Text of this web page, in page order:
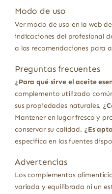
Modo de uso
Ver modo de uso en la web
indicaciones del profesional
a las recomendaciones para
Preguntas frecuentes
¿Para qué sirve el aceite
complemento utilizado
sus propiedades naturales.
Mantener en lugar fresco y
conservar su calidad. ¿Es
especifica en las fuentes
Advertencias
Los complementos
variada y equilibrada ni un